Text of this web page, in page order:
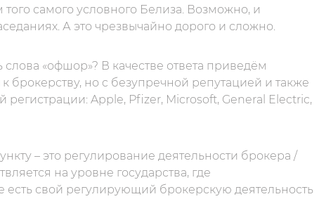
того самого условного Белиза. Возможно, и
А это чрезвычайно дорого и сложно.
«офшор»? В качестве ответа приведём
но c безупречной репутацией и также
Apple, Pfizer, Microsoft, General Electric,
– это регулирование деятельности брокера /
на уровне государства, где
свой регулирующий брокерскую деятельность